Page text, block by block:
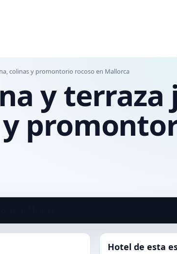
colinas y promontorio rocoso en Mallorca
y terraza
Hotel de esta